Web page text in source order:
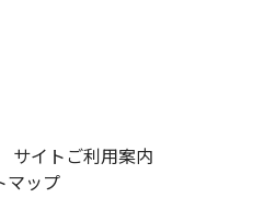
サイトご利用案内
マップ